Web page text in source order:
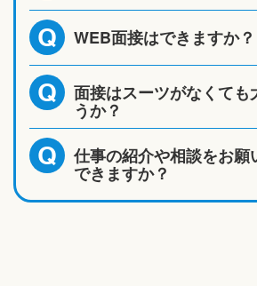
Q WEB面接はできますか？
Q 面接はスーツがなくても
うか？
Q 仕事の紹介や相談をお願
できますか？